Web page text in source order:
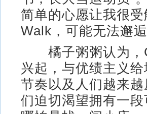
简单的心愿让我很
Walk，可能无法邂
橘子粥粥认为，
兴起，与优绩主义
节奏以及人们越来
们迫切渴望拥有一